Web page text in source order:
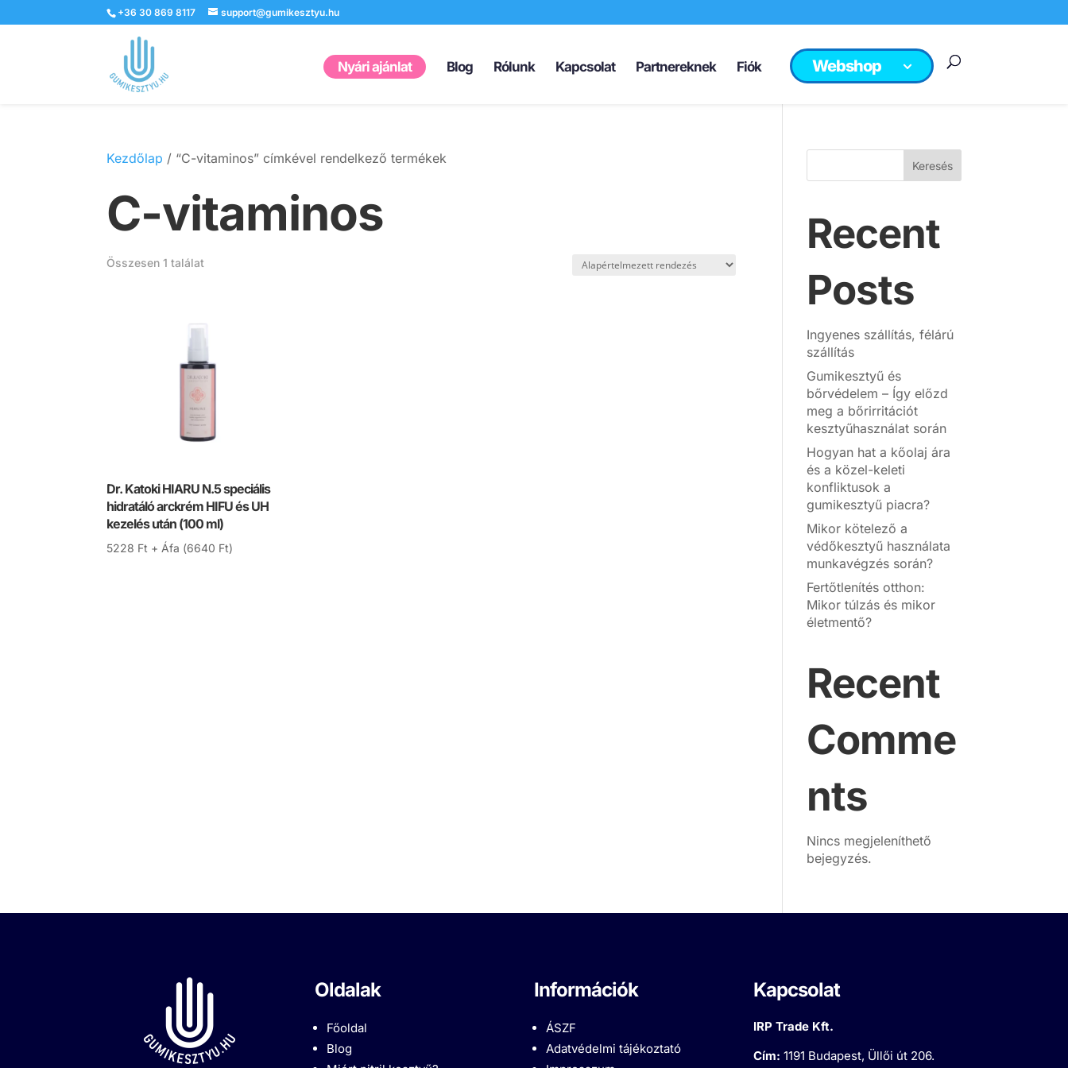
+36 30 869 8117 support@gumikesztyu.hu
Nyári ajánlat Blog Rólunk Kapcsolat Partnereknek Fiók Webshop
Kezdőlap / “C-vitaminos” címkével rendelkező termékek
C-vitaminos
Összesen 1 találat
Dr. Katoki HIARU N.5 speciális
hidratáló arckrém HIFU és UH
kezelés után (100 ml)
5228 Ft + Áfa (6640 Ft)
Keresés
Recent
Posts
Ingyenes szállítás, félárú
szállítás
Gumikesztyű és
bőrvédelem – Így előzd
meg a bőrirritációt
kesztyűhasználat során
Hogyan hat a kőolaj ára
és a közel-keleti
konfliktusok a
gumikesztyű piacra?
Mikor kötelező a
védőkesztyű használata
munkavégzés során?
Fertőtlenítés otthon:
Mikor túlzás és mikor
életmentő?
Recent
Comme
nts
Nincs megjeleníthető
bejegyzés.
Oldalak
Főoldal
Blog
Információk
ÁSZF
Adatvédelmi tájékoztató
Kapcsolat
IRP Trade Kft.
Cím: 1191 Budapest, Üllői út 206.